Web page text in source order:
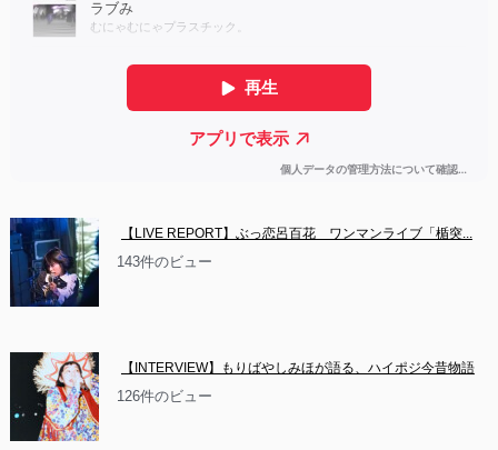
【LIVE REPORT】ぶっ恋呂百花　ワンマンライブ「楯突...
143件のビュー
【INTERVIEW】もりばやしみほが語る、ハイポジ今昔物語
126件のビュー